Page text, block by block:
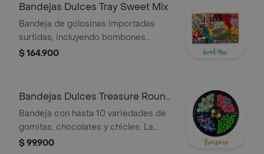
Bandejas Dulces Tray Sweet Mix
Bandeja de golosinas importadas
surtidas, incluyendo bombones
Ferrero Rocher, Twix, Snickers,
variar según disponibilidad.
$ 164.900
Bandejas Dulces Treasure Round
Tray
Bandeja con hasta 10 variedades de
gomitas, chocolates y chicles. La
presentación o productos pueden
$ 99.900